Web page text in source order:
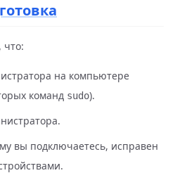
что:
на компьютере
команд sudo).
вы подключаетесь, исправен